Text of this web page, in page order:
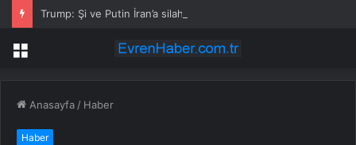
Trump: Şi ve Putin İran’a silah satmayacaklarını söyledi
Menü
Anasayfa / Haber
Haber